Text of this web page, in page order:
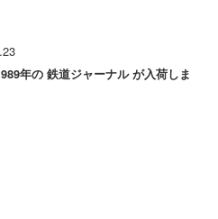
年の 鉄道ジャーナル が入荷しま